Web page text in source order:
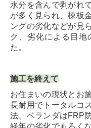
水分を含んで剥がれ
が多く見られ、棟板
ングの劣化などが見
ク、劣化による目地
た。
施工を終えて
お住まいの現状とお
長耐用でトータルコ
法、ベランダはFRP
経年の劣化でもろく